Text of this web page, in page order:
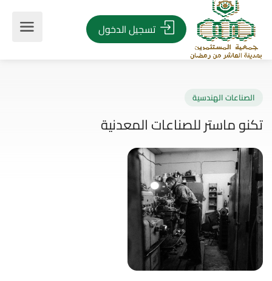
تسجيل الدخول
الهندسية
ماستر للصناعات المعدنية